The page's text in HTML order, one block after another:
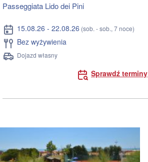
Passeggiata Lido dei Pini
15.08.26 - 22.08.26 (sob. - sob., 7 noce)
Bez wyżywienia
Dojazd własny
Sprawdź terminy